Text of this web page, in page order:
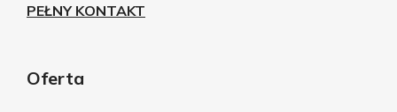
PEŁNY KONTAKT
Oferta